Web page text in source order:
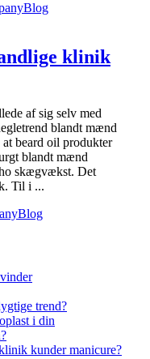
Blog
klinik
af sig selv med
blandt mænd
beard oil produkter
blandt mænd
skægvækst. Det
Til i ...
Blog
trend?
i din
kunder manicure?